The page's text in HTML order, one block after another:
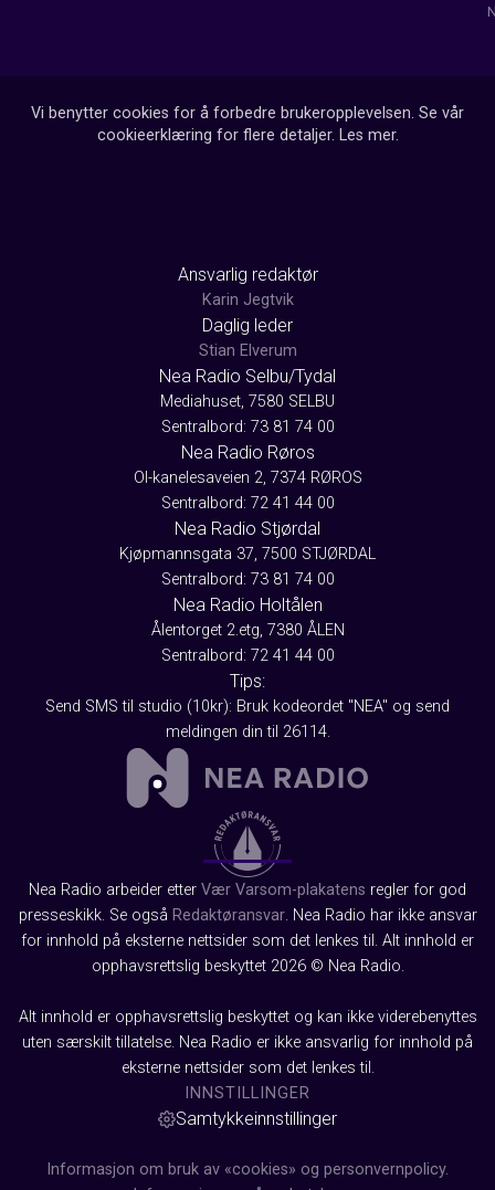
Vi benytter cookies for å forbedre brukeropplevelsen. Se vår
cookieerklæring for flere detaljer. Les mer.
Ansvarlig redaktør
Karin Jegtvik
Daglig leder
Stian Elverum
Nea Radio Selbu/Tydal
Mediahuset, 7580 SELBU
Sentralbord: 73 81 74 00
Nea Radio Røros
Ol-kanelesaveien 2, 7374 RØROS
Sentralbord: 72 41 44 00
Nea Radio Stjørdal
Kjøpmannsgata 37, 7500 STJØRDAL
Sentralbord: 73 81 74 00
Nea Radio Holtålen
Ålentorget 2.etg, 7380 ÅLEN
Sentralbord: 72 41 44 00
Tips:
Send SMS til studio (10kr): Bruk kodeordet "NEA" og send
meldingen din til 26114.
Nea Radio arbeider etter Vær Varsom-plakatens regler for god
presseskikk. Se også Redaktøransvar. Nea Radio har ikke ansvar
for innhold på eksterne nettsider som det lenkes til. Alt innhold er
opphavsrettslig beskyttet 2026 © Nea Radio.
Alt innhold er opphavsrettslig beskyttet og kan ikke viderebenyttes
uten særskilt tillatelse. Nea Radio er ikke ansvarlig for innhold på
eksterne nettsider som det lenkes til.
INNSTILLINGER
Samtykkeinnstillinger
Informasjon om bruk av «cookies» og personvernpolicy.